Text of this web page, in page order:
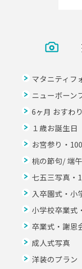
マタニティフ
ニューボーン
6ヶ月 おすわ
１歳お誕生日
お宮参り・
桃の節句/ 端
七五三写真・
入卒園式・小
小学校卒業式
卒業式・謝恩
成人式写真
洋装のプラン